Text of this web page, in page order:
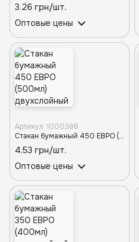
3.26 грн/шт.
Оптовые цены
Артикул: 1000388
Стакан бумажный 450 ЕВРО (500мл) двухслойный БИРЮЗОВЫЙ d-90TP (30шт/480шт)
4.53 грн/шт.
Оптовые цены